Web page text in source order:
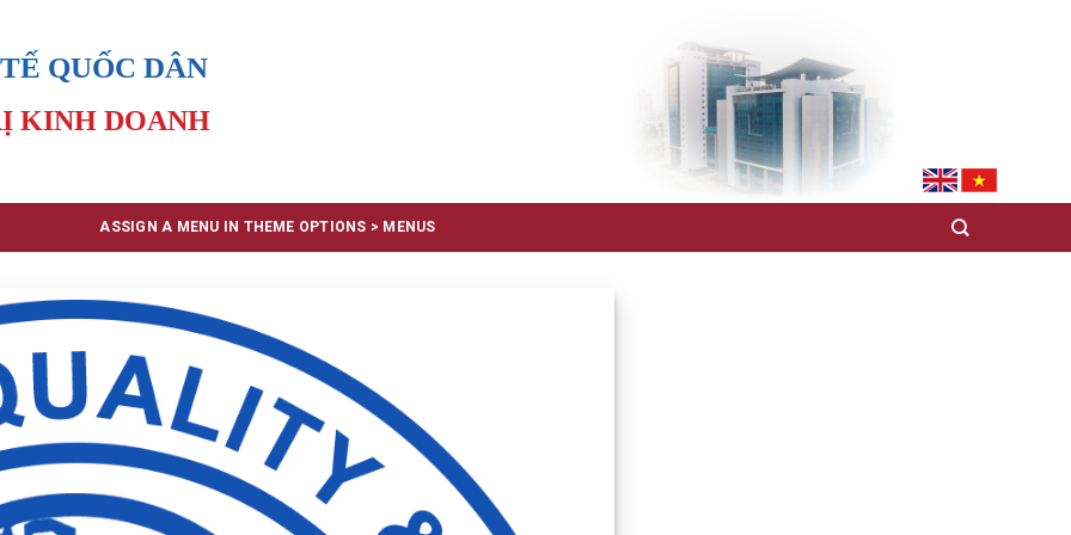
QUỐC DÂN
KINH DOANH
ASSIGN A MENU IN THEME OPTIONS > MENUS